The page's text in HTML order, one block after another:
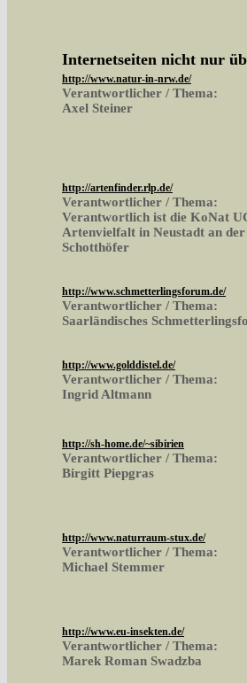
Internetseiten nicht nur
http://www.natur-in-nrw.de/
Verantwortlicher / Thema:
Axel Steiner
http://artenfinder.rlp.de/
Verantwortlicher / Thema:
Verantwortlich ist die KoNat
Artenvielfalt in Neustadt an
Schotthöfer
http://www.schmetterlingsforum.de/
Verantwortlicher / Thema:
Saarländisches
http://www.golddistel.de/
Verantwortlicher / Thema:
Ingrid Altmann
http://sh-home.de/~sibirien
Verantwortlicher / Thema:
Birgitt Piepgras
http://www.naturraum-stux.de/
Verantwortlicher / Thema:
Michael Stemmer
http://www.eu-insekten.de/
Verantwortlicher / Thema:
Marek Roman Swadzba